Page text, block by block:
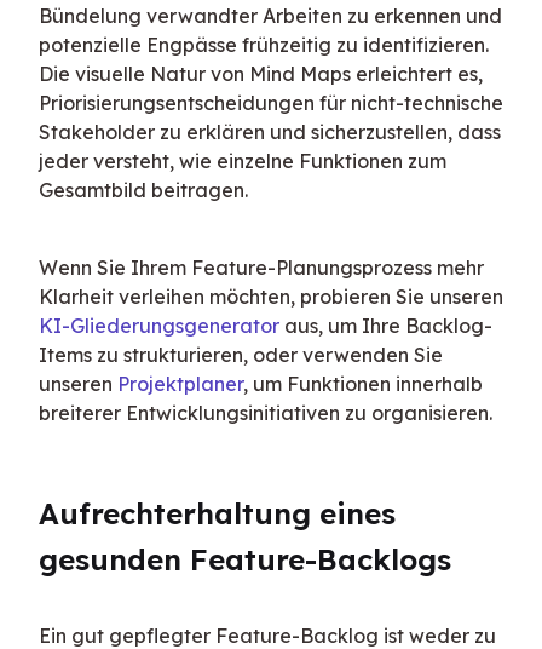
Bündelung verwandter Arbeiten zu erkennen und
potenzielle Engpässe frühzeitig zu identifizieren.
Die visuelle Natur von Mind Maps erleichtert es,
Priorisierungsentscheidungen für nicht-technische
Stakeholder zu erklären und sicherzustellen, dass
jeder versteht, wie einzelne Funktionen zum
Gesamtbild beitragen.
Wenn Sie Ihrem Feature-Planungsprozess mehr
KI-Gliederungsgenerator aus, um Ihre Backlog-
Items zu strukturieren, oder verwenden Sie
unseren Projektplaner, um Funktionen innerhalb
breiterer Entwicklungsinitiativen zu organisieren.
Aufrechterhaltung eines
gesunden Feature-Backlogs
Ein gut gepflegter Feature-Backlog ist weder zu